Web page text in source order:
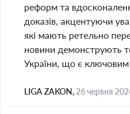
реформ та
доказів, акцентуючи
які мають ретельно
новини демонструють
України, що є ключовим
LIGA ZAKON, 26 червня